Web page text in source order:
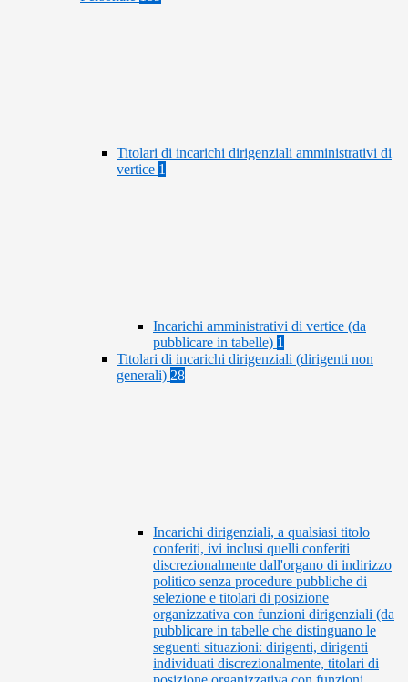
Titolari di incarichi dirigenziali amministrativi di
vertice 1
Incarichi amministrativi di vertice (da
pubblicare in tabelle) 1
Titolari di incarichi dirigenziali (dirigenti non
generali) 28
Incarichi dirigenziali, a qualsiasi titolo
conferiti, ivi inclusi quelli conferiti
discrezionalmente dall'organo di indirizzo
politico senza procedure pubbliche di
selezione e titolari di posizione
organizzativa con funzioni dirigenziali (da
pubblicare in tabelle che distinguano le
seguenti situazioni: dirigenti, dirigenti
individuati discrezionalmente, titolari di